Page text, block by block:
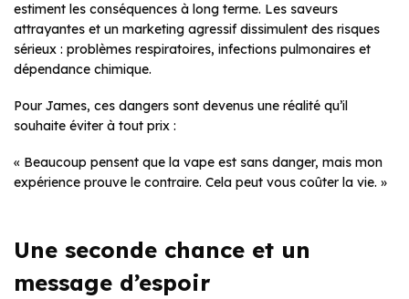
estiment les conséquences à long terme. Les saveurs
attrayantes et un marketing agressif dissimulent des risques
sérieux : problèmes respiratoires, infections pulmonaires et
dépendance chimique.
Pour James, ces dangers sont devenus une réalité qu’il
souhaite éviter à tout prix :
« Beaucoup pensent que la vape est sans danger, mais mon
expérience prouve le contraire. Cela peut vous coûter la vie. »
Une seconde chance et un
message d’espoir